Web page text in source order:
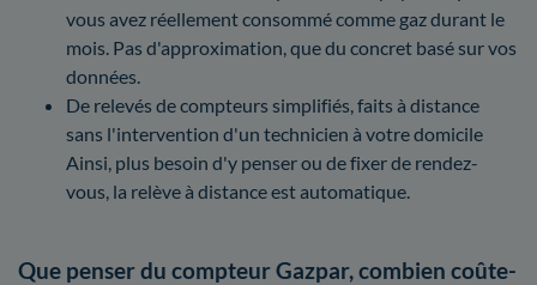
vous avez réellement consommé comme gaz durant le
mois. Pas d'approximation, que du concret basé sur vos
données.
De relevés de compteurs simplifiés, faits à distance
sans l'intervention d'un technicien à votre domicile
Ainsi, plus besoin d'y penser ou de fixer de rendez-
vous, la relève à distance est automatique.
Que penser du compteur Gazpar, combien coûte-